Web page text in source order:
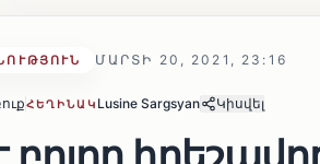
ՄԱՐՏԻ 20, 2021, 23:16
ՀԵՂԻՆԱԿ Lusine Sargsyan Կիսվել